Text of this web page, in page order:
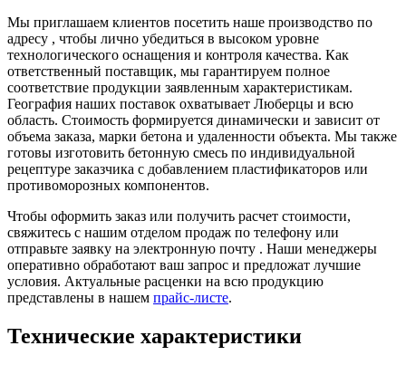
Мы приглашаем клиентов посетить наше производство по
адресу , чтобы лично убедиться в высоком уровне
технологического оснащения и контроля качества. Как
ответственный поставщик, мы гарантируем полное
соответствие продукции заявленным характеристикам.
География наших поставок охватывает Люберцы и всю
область. Стоимость формируется динамически и зависит от
объема заказа, марки бетона и удаленности объекта. Мы также
готовы изготовить бетонную смесь по индивидуальной
рецептуре заказчика с добавлением пластификаторов или
противоморозных компонентов.
Чтобы оформить заказ или получить расчет стоимости,
свяжитесь с нашим отделом продаж по телефону или
отправьте заявку на электронную почту . Наши менеджеры
оперативно обработают ваш запрос и предложат лучшие
условия. Актуальные расценки на всю продукцию
представлены в нашем прайс-листе.
Технические характеристики